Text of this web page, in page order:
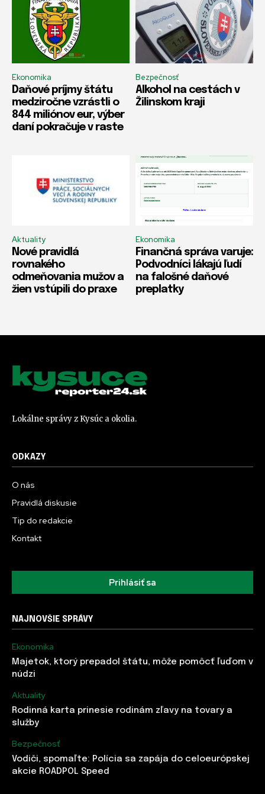
Ekonomika
Daňové príjmy štátu
medziročne vzrástli o
844 miliónov eur, výber
daní pokračuje v raste
Bezpečnosť
Alkohol na cestách v
Žilinskom kraji
Aktuality
Nové pravidlá
rovnakého
odmeňovania mužov a
žien vstúpili do praxe
Ekonomika
Finančná správa varuje:
Podvodníci lákajú ľudí
na falošné daňové
preplatky
Lokálne správy z Kysúc a okolia.
ODKAZY
O nás
Pravidlá diskusie
Tip do redakcie
Kontakt
Prihlásiť sa
NAJNOVŠIE SPRÁVY
Ekonomika
Majetok, ktorý prepadol štátu, môže pomôcť ľuďom v
núdzi
Aktuality
Rodinná karta prinesie rodinám zľavy na tovary a
služby
Bezpečnosť
Vodiči, spomaľte: Polícia sa zapája do celoeurópskej
akcie ROADPOL Speed